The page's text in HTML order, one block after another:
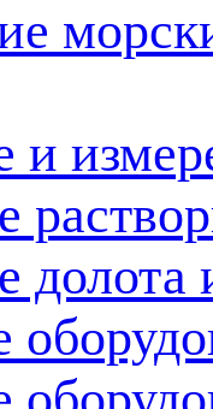
и
долота